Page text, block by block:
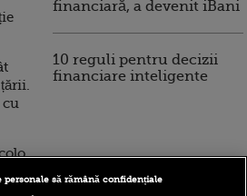
cu
financiară, a devenit iBani
10 reguli pentru decizii
financiare inteligente
personale să rămână confidențiale